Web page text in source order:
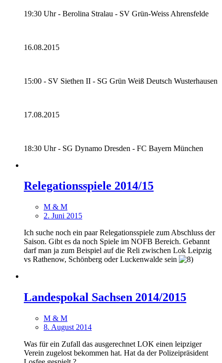
19:30 Uhr - Berolina Stralau - SV Grün-Weiss Ahrensfelde
16.08.2015
15:00 - SV Siethen II - SG Grün Weiß Deutsch Wusterhausen
17.08.2015
18:30 Uhr - SG Dynamo Dresden - FC Bayern München
Relegationsspiele 2014/15
M & M
2. Juni 2015
Ich suche noch ein paar Relegationsspiele zum Abschluss der
Saison. Gibt es da noch Spiele im NOFB Bereich. Gebannt
darf man ja zum Beispiel auf die Reli zwischen Lok Leipzig
vs Rathenow, Schönberg oder Luckenwalde sein
Landespokal Sachsen 2014/2015
M & M
8. August 2014
Was für ein Zufall das ausgerechnet LOK einen leipziger
Verein zugelost bekommen hat. Hat da der Polizeipräsident